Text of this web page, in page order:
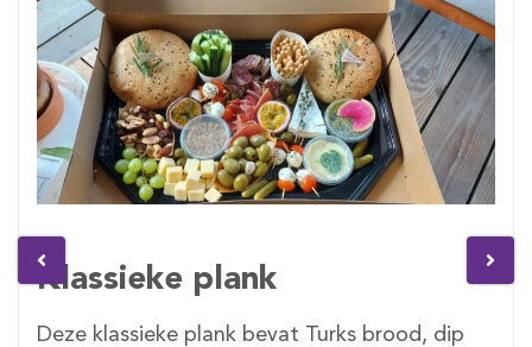
Klassieke plank
Deze klassieke plank bevat Turks brood, dip